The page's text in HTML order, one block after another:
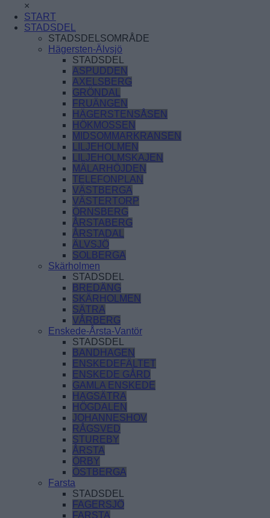
×
START
STADSDEL
STADSDELSOMRÅDE
Hägersten-Älvsjö
STADSDEL
ASPUDDEN
AXELSBERG
GRÖNDAL
FRUÄNGEN
HÄGERSTENSÅSEN
HÖKMOSSEN
MIDSOMMARKRANSEN
LILJEHOLMEN
LILJEHOLMSKAJEN
MÄLARHÖJDEN
TELEFONPLAN
VÄSTBERGA
VÄSTERTORP
ÖRNSBERG
ÅRSTABERG
ÅRSTADAL
ÄLVSJÖ
SOLBERGA
Skärholmen
STADSDEL
BREDÄNG
SKÄRHOLMEN
SÄTRA
VÅRBERG
Enskede-Årsta-Vantör
STADSDEL
BANDHAGEN
ENSKEDEFÄLTET
ENSKEDE GÅRD
GAMLA ENSKEDE
HAGSÄTRA
HÖGDALEN
JOHANNESHOV
RÅGSVED
STUREBY
ÅRSTA
ÖRBY
ÖSTBERGA
Farsta
STADSDEL
FAGERSJÖ
FARSTA